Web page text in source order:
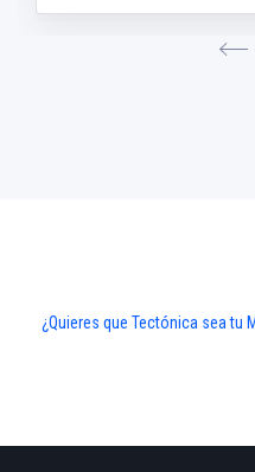
¿Quieres que Tectónica sea tu